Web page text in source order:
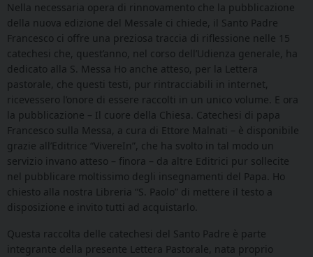
Nella necessaria opera di rinnovamento che la pubblicazione
della nuova edizione del Messale ci chiede, il Santo Padre
Francesco ci offre una preziosa traccia di riflessione nelle 15
catechesi che, quest’anno, nel corso dell’Udienza generale, ha
dedicato alla S. Messa Ho anche atteso, per la Lettera
pastorale, che questi testi, pur rintracciabili in internet,
ricevessero l’onore di essere raccolti in un unico volume. E ora
la pubblicazione – Il cuore della Chiesa. Catechesi di papa
Francesco sulla Messa, a cura di Ettore Malnati – è disponibile
grazie all’Editrice “VivereIn”, che ha svolto in tal modo un
servizio invano atteso – finora – da altre Editrici pur sollecite
nel pubblicare moltissimo degli insegnamenti del Papa. Ho
chiesto alla nostra Libreria “S. Paolo” di mettere il testo a
disposizione e invito tutti ad acquistarlo.
Questa raccolta delle catechesi del Santo Padre è parte
integrante della presente Lettera Pastorale, nata proprio